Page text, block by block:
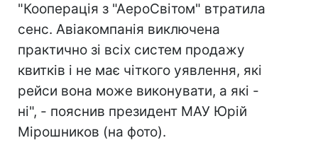
"Кооперація з "АероСвітом" втратила
сенс. Авіакомпанія виключена
практично зі всіх систем продажу
квитків і не має чіткого уявлення, які
рейси вона може виконувати, а які -
ні", - пояснив президент МАУ Юрій
Мірошников (на фото).